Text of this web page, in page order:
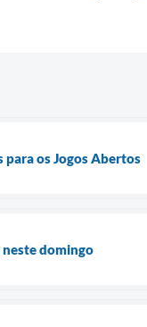
para os Jogos Abertos
neste domingo